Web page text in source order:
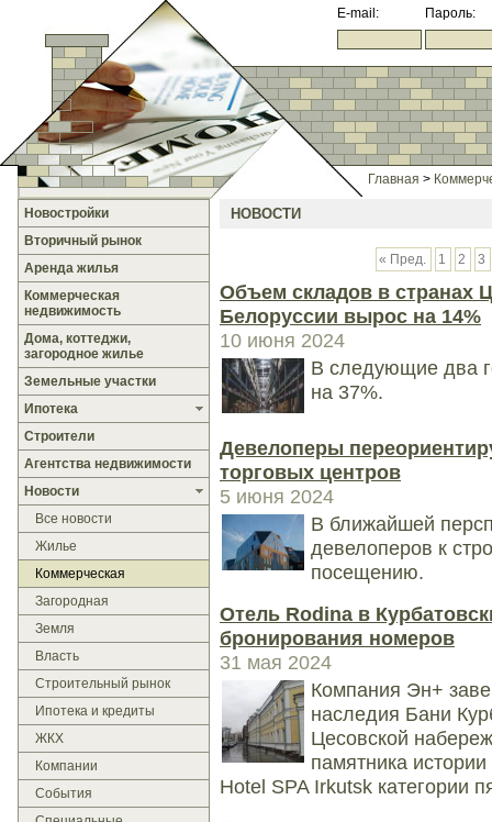
E-mail: Пароль:
Главная >
Новостройки
Вторичный рынок
Аренда жилья
Коммерческая
недвижимость
Дома, коттеджи,
загородное жилье
Земельные участки
Ипотека
Строители
Агентства недвижимости
Новости
Все новости
Жилье
Коммерческая
Загородная
Земля
Власть
Строительный рынок
Ипотека и кредиты
ЖКХ
Компании
События
НОВОСТИ
« Пред. 1 2 3
Объем складов в странах
Белоруссии вырос на 14%
10 июня 2024
В следующие два
на 37%.
Девелоперы
торговых центров
5 июня 2024
В ближайшей
девелоперов к
посещению.
Отель Rodina в
бронирования номеров
31 мая 2024
Компания Эн+
наследия Бани
Цесовской
памятника
Hotel SPA Irkutsk категории